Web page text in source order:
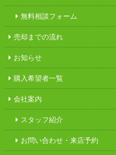
無料相談フォーム
売却までの流れ
お知らせ
購入希望者一覧
会社案内
スタッフ紹介
お問い合わせ・来店予約